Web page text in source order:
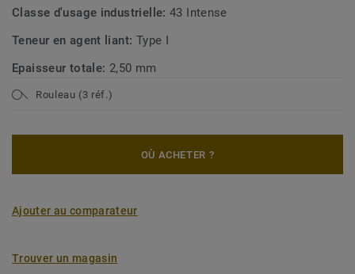
Classe d'usage industrielle:43 Intense
Teneur en agent liant: Type I
Epaisseur totale: 2,50 mm
Rouleau (3 réf.)
OÙ ACHETER ?
Ajouter au comparateur
Trouver un magasin